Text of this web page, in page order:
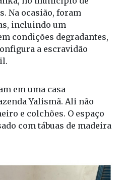
condições degradantes,
a escravidão
em uma casa
com tábuas de madeira